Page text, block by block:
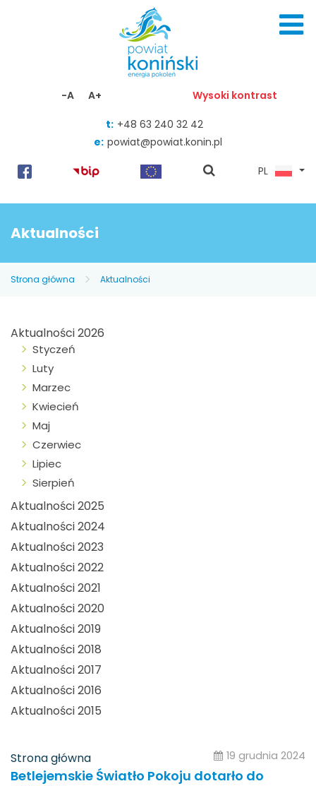
-A A+ Wysoki kontrast
t: +48 63 240 32 42
e: powiat@powiat.konin.pl
pokaż
PL
Aktualności
Strona główna Aktualności
Aktualności 2026
Styczeń
Luty
Marzec
Kwiecień
Maj
Czerwiec
Lipiec
Sierpień
Aktualności 2025
Aktualności 2024
Aktualności 2023
Aktualności 2022
Aktualności 2021
Aktualności 2020
Aktualności 2019
Aktualności 2018
Aktualności 2017
Aktualności 2016
Aktualności 2015
Strona główna 19 grudnia 2024
Betlejemskie Światło Pokoju dotarło do